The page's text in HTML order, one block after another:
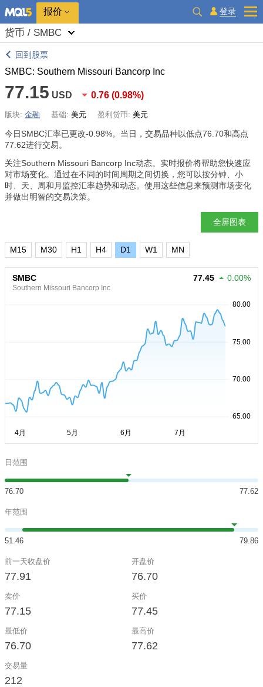
报价 登录
货币 / SMBC
回到股票
SMBC: Southern Missouri Bancorp Inc
77.15 USD 0.76 (0.98%)
版块: 金融 基础: 美元 盈利货币: 美元
今日SMBC汇率已更改-0.98%。当日，交易品种以低点76.70和高点
77.62进行交易。
关注Southern Missouri Bancorp Inc动态。实时报价将帮助您快速应
对市场变化。通过在不同的时间周期之间切换，您可以按分钟、小
时、天、周和月监控汇率趋势和动态。使用这些信息来预测市场变化
并做出明智的交易决策。
全屏图表
M15 M30 H1 H4 D1 W1 MN
SMBC
Southern Missouri Bancorp Inc
77.45 0.00%
日范围
76.70 77.62
年范围
51.46 79.86
前一天收盘价
77.91
开盘价
76.70
卖价
77.15
买价
77.45
最低价
76.70
最高价
77.62
交易量
212